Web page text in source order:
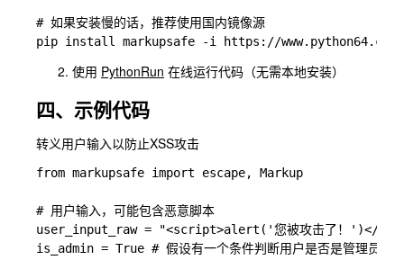
# 如果安装慢的话，推荐使用国内镜像源
使用 PythonRun 在线运行代码（无需本地安装）
四、示例代码
转义用户输入以防止XSS攻击
from markupsafe import escape, Markup
# 用户输入，可能包含恶意脚本
user_input_raw = "<script>alert('您被攻击了！')</
is_admin = True # 假设有一个条件判断用户是否是管理员